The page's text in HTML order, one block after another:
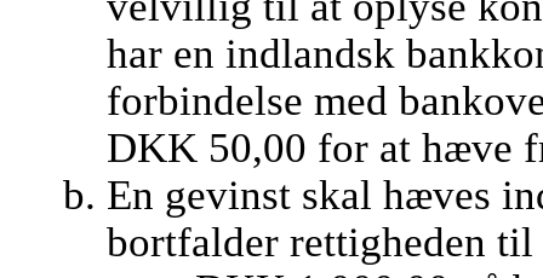
har en indlandsk
forbindelse med
DKK 50,00 for at hæve
En gevinst skal hæves
bortfalder rettigheden til